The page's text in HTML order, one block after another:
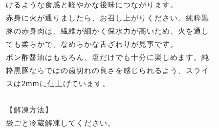
けるような食感と軽やかな後味につながります。
赤身に火が通りましたら、お召し上がりください。純粋黒
豚の赤身肉は、繊維が細かく保水力が高いため、火を通し
ても柔らかで、なめらかな舌ざわりが見事です。
ポン酢醤油はもちろん、塩だけでも十分に楽しめます。純
粋黒豚ならではの歯切れの良さを感じられるよう、スライ
スは2mmに仕上げています。
【解凍方法】
袋ごと冷蔵解凍してください。